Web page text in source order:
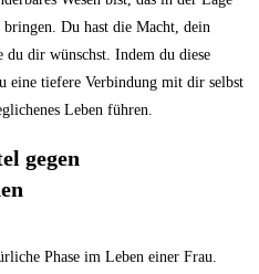
Du hast ⁢die Macht, dein
dir wünschst. Indem du diese
eine tiefere‍ Verbindung mit dir selbst
Leben ⁤führen.
gegen
Phase im Leben einer Frau.